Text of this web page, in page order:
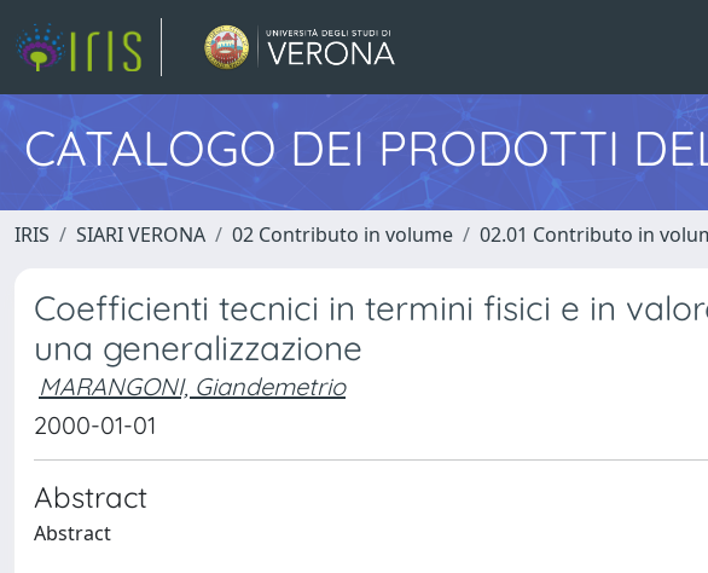
CATALOGO DEI PRODOTTI
IRIS SIARI VERONA 02 Contributo in volume 02.01 Contributo in
Coefficienti tecnici in termini fisici e in
una generalizzazione
MARANGONI, Giandemetrio
2000-01-01
Abstract
Abstract